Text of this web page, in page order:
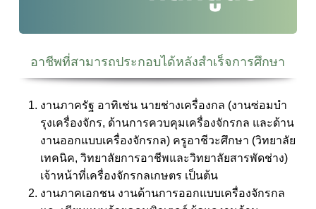
อาชีพที่สามารถประกอบได้หลังสำเร็จการศึกษา
งานภาครัฐ อาทิเช่น นายช่างเครื่องกล (งานซ่อมบํา
รุงเครื่องจักร, ด้านการควบคุมเครื่องจักรกล และด้าน
งานออกแบบเครื่องจักรกล) ครูอาชีวะศึกษา (วิทยาลัย
เทคนิค, วิทยาลัยการอาชีพและวิทยาลัยสารพัดช่าง)
เจ้าหน้าที่เครื่องจักรกลเกษตร เป็นต้น
งานภาคเอกชน งานด้านการออกแบบเครื่องจักรกล